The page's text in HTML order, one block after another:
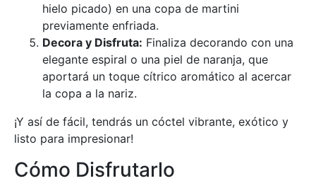
hielo picado) en una copa de martini
previamente enfriada.
Decora y Disfruta: Finaliza decorando con una
elegante espiral o una piel de naranja, que
aportará un toque cítrico aromático al acercar
la copa a la nariz.
¡Y así de fácil, tendrás un cóctel vibrante, exótico y
listo para impresionar!
Cómo Disfrutarlo